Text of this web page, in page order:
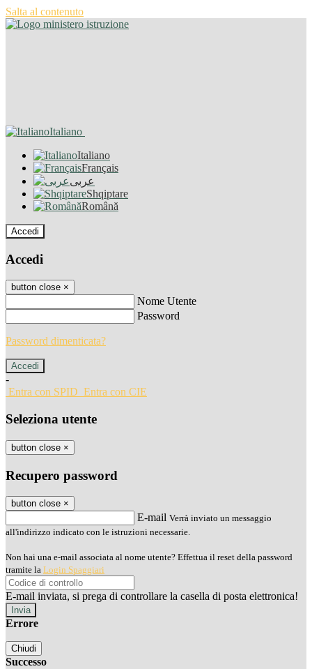
Salta al contenuto
Italiano
Italiano
Français
عربى
Shqiptare
Română
Accedi
Accedi
button close ×
Nome Utente
Password
Password dimenticata?
-
Entra con SPID Entra con CIE
Seleziona utente
button close ×
Recupero password
button close ×
E-mail Verrà inviato un messaggio
all'indirizzo indicato con le istruzioni necessarie.
Non hai una e-mail associata al nome utente? Effettua il reset della password
tramite la Login Spaggiari
E-mail inviata, si prega di controllare la casella di posta elettronica!
Errore
Chiudi
Successo